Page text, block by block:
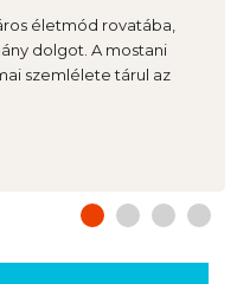
életmód rovatába,
dolgot. A mostani
szemlélete tárul az